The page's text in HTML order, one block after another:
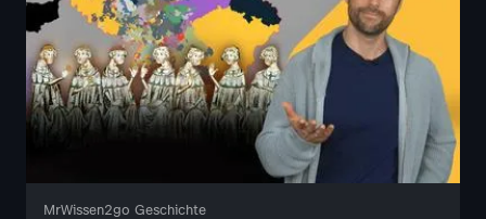
MrWissen2go Geschichte